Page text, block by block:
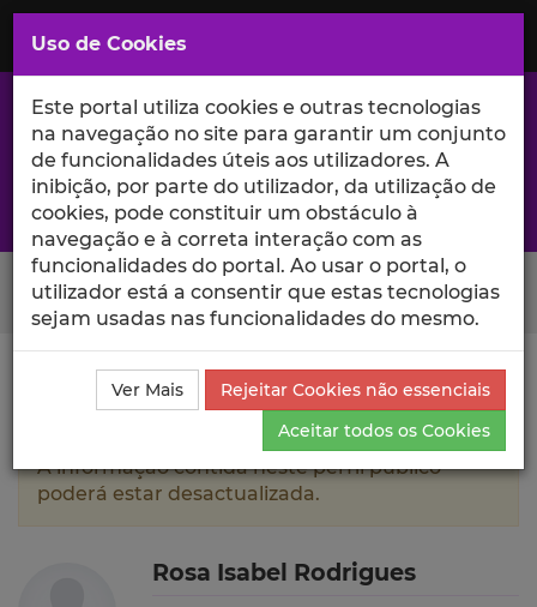
Saltar
para
Conteúdo
Principal
A excelência da investigação e ciência no Iscte
Search Button
Ciência_Iscte Autores
Rosa Isabel Rodrigues
Currículo
A informação contida neste perfil público
poderá estar desactualizada.
Rosa Isabel Rodrigues
Uso de Cookies
Este portal utiliza cookies e outras tecnologias
na navegação no site para garantir um conjunto
de funcionalidades úteis aos utilizadores. A
inibição, por parte do utilizador, da utilização de
cookies, pode constituir um obstáculo à
navegação e à correta interação com as
funcionalidades do portal. Ao usar o portal, o
utilizador está a consentir que estas tecnologias
sejam usadas nas funcionalidades do mesmo.
Ver Mais
Rejeitar Cookies não essenciais
Aceitar todos os Cookies